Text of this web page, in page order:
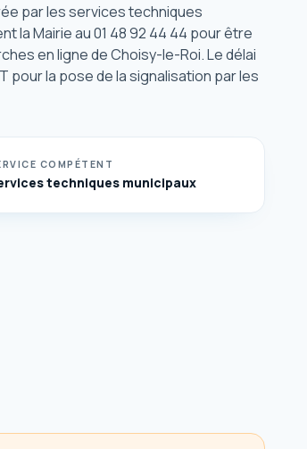
par les services techniques
la Mairie au 01 48 92 44 44 pour être
en ligne de Choisy-le-Roi. Le délai
pour la pose de la signalisation par les
COMPÉTENT
techniques municipaux